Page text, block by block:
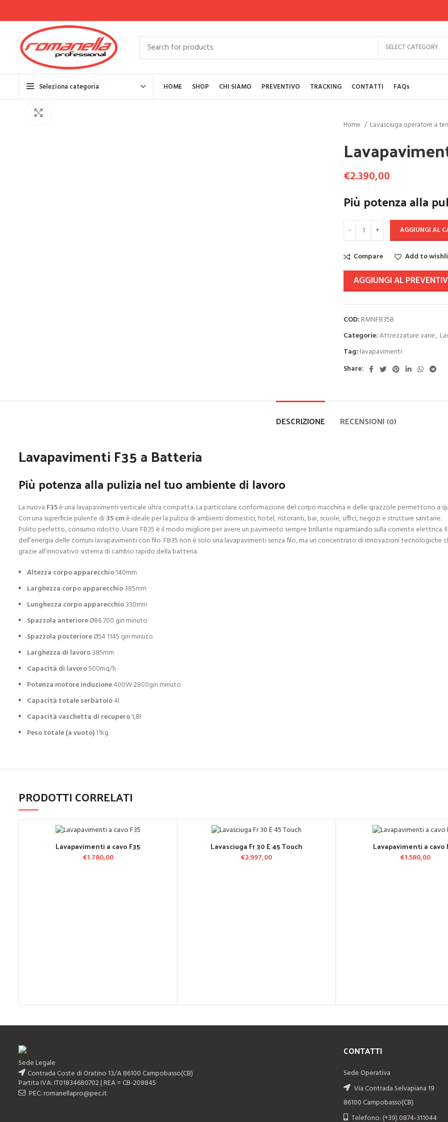
SELECT CATEGORY
Seleziona categoria HOME SHOP CHI SIAMO PREVENTIVO TRACKING CONTATTI FAQs
Home
Lavasciuga operatore a
€2.390,00
Più potenza alla
AGGIUNGI AL
Compare Add to
AGGIUNGI AL
COD: RMNFB35B
Categorie:Attrezzature varie,
Tag: lavapavimenti
Share:
DESCRIZIONE RECENSIONI (0)
Lavapavimenti F35 a Batteria
Più potenza alla pulizia nel tuo ambiente di lavoro
La nuova F35è una lavapavimenti verticale ultra compatta. La particolare conformazione del corpo macchina e delle spazzole permettono a
Con una superficie pulente di35 cmè ideale per la pulizia di ambienti domestici, hotel, ristoranti, bar, scuole, uffici, negozi e strutture sanitarie.
Pulito perfetto, consumo ridotto. Usare FB35 è il modo migliore per avere un pavimento sempre brillante risparmiando sulla corrente elettrica.
dell’energia delle comuni lavapavimenti con filo. FB35 non è solo una lavapavimenti senza filo, ma un concentrato di innovazioni
grazie all’innovativo sistema di cambio rapido della batteria.
Altezza corpo apparecchio140mm
Larghezza corpo apparecchio385mm
Lunghezza corpo apparecchio330mm
Spazzola anterioreØ86 700 giri minuto
Spazzola posterioreØ54 1145 giri minuto
Larghezza di lavoro385mm
Capacità di lavoro500mq/h
Potenza motore induzione400W 2800giri minuto
Capacità totale serbatoio4l
Capacità vaschetta di recupero1,8l
Peso totale (a vuoto)11kg
PRODOTTI CORRELATI
AGGIUNGI AL CARRELLO
Lavapavimenti a cavo F35
€1.780,00
AGGIUNGI AL CARRELLO
Lavasciuga Fr 30 E 45 Touch
€2.997,00
AGGIUNGI AL
Lavapavimenti a cavo
€1.580,00
Sede Legale
Contrada Coste di Oratino 13/A 86100 Campobasso(CB)
Partita IVA: IT01834680702 | REA = CB-208845
PEC: romanellapro@pec.it
CONTATTI
Sede Operativa
Via Contrada Selvapiana 19
86100 Campobasso(CB)
Telefono: (+39) 0874-311044